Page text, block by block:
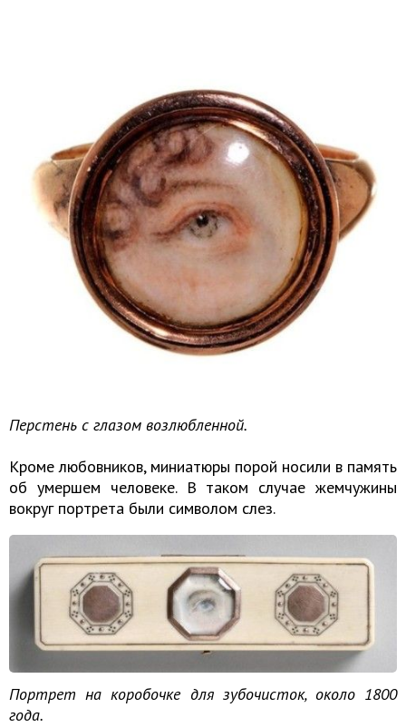
Перстень с глазом возлюбленной.
Кроме любовников, миниатюры порой носили в память
об умершем человеке. В таком случае жемчужины
вокруг портрета были символом слез.
Портрет на коробочке для зубочисток, около 1800
года.